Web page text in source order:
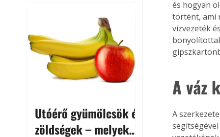
kertészkedés sokak számára
kikapcsolódást és feltöltődést
is jelent.
Utóérő gyümölcsök és
zöldségek – melyek
és hogyan
történt, ami
vízvezeték
A váz
A